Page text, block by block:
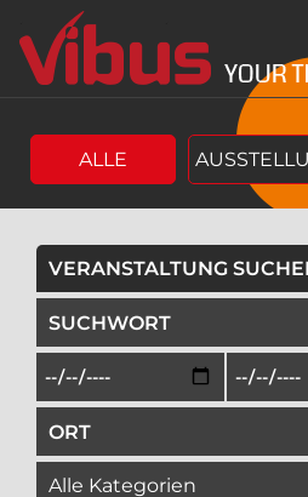
Springe
zum
Hauptinhalt
zum
Menü
ALLE
VERANSTALTUNG
Beginn des Suchzeitraums
Ende
geben Sie den Ort ein, in
wählen Sie eine